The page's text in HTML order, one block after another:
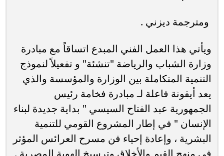
ويأتي هذا العمل الفني المبدع اتساقاً مع مبادرة
وزارة الشباب والرياضة "تنشئة" و تفعيلاً لنموذج
التنمية المتكاملة بين الوزارة والمؤسسة والذي
يعد أيقونة فاعلة لـ مبادرة فخامة رئيس
الجمهورية عبد الفتاح السيسي " بداية جديدة لبناء
الإنسان " في إطار المشروع القومي للتنمية
البشرية ، وإعادة إحياء فن مسرح العرائس المؤثر